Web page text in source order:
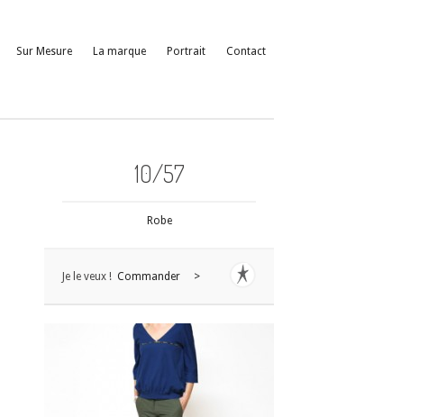
Sur Mesure La marque Portrait Contact
10/57
Robe
Je le veux ! Commander >